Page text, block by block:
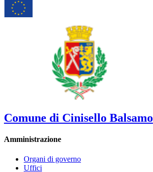
Comune di Cinisello Balsamo
Amministrazione
Organi di governo
Uffici